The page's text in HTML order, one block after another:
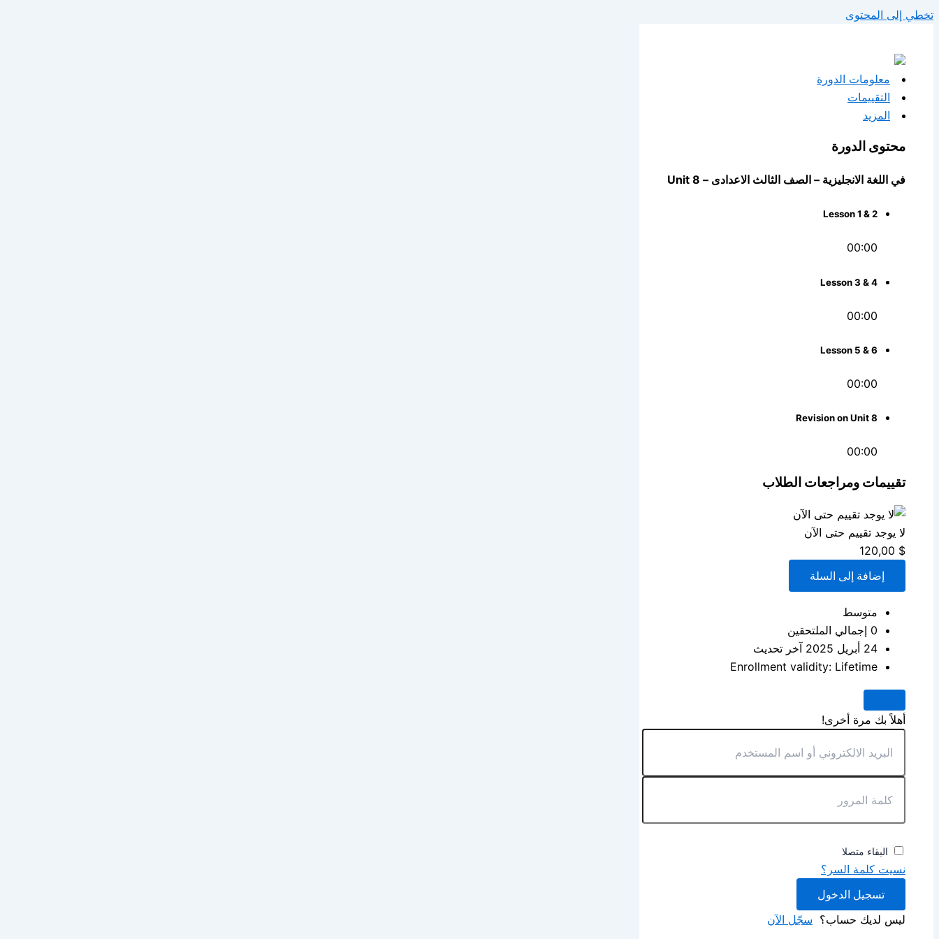
تخطي إلى المحتوى
معلومات الدورة
التقييمات
المزيد
محتوى الدورة
في اللغة الانجليزية – الصف الثالث الاعدادى – Unit 8
Lesson 1 & 2
00:00
Lesson 3 & 4
00:00
Lesson 5 & 6
00:00
Revision on Unit 8
00:00
تقييمات ومراجعات الطلاب
لا يوجد تقييم حتى الآن
120,00 $
إضافة إلى السلة
متوسط
0 إجمالي الملتحقين
24 أبريل 2025 آخر تحديث
Enrollment validity: Lifetime
أهلاً بك مرة أخرى!
البقاء متصلا
نسيت كلمة السر؟
تسجيل الدخول
ليس لديك حساب؟ سجّل الآن